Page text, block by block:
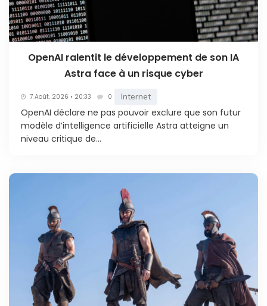
OpenAI ralentit le développement de son IA
Astra face à un risque cyber
7 Août. 2026 • 20:33 0 Internet
OpenAI déclare ne pas pouvoir exclure que son futur
modèle d’intelligence artificielle Astra atteigne un
niveau critique de...